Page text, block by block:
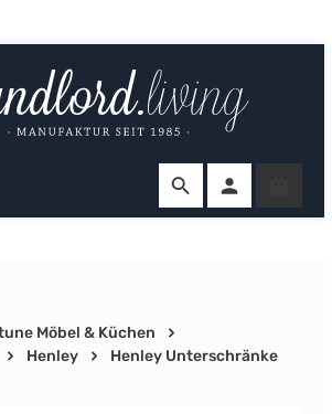
Möbel & Küchen
Henley Henley Unterschränke